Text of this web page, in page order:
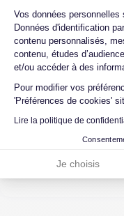
Vos données
Données d'identification
contenu personnalisés,
contenu, études
et/ou accéder à des
Pour modifier vos
'Préférences de cookies'
Lire la politique de
Je choisis
Batterie
4323 mAh
Réseau mobile
5G
Si vous souhaitez
Est-il possible
Max en
Quelle est la
14 Pro Max
Pro Max
Quelle est la
Pro Max
Quelle est la
SIM et une
Comment